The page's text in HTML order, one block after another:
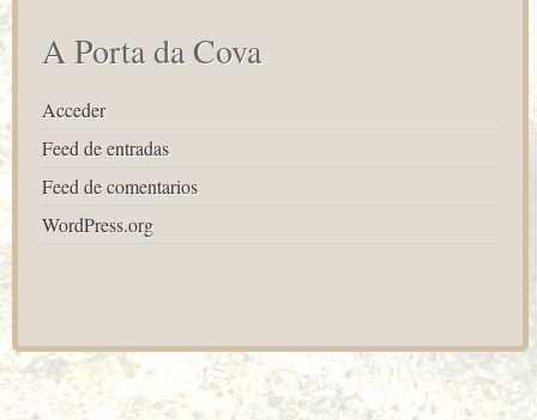
A Porta da Cova
Acceder
Feed de entradas
Feed de comentarios
WordPress.org